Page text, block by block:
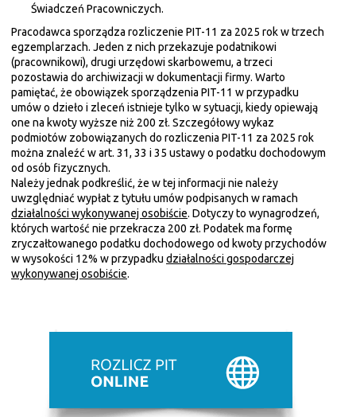
Świadczeń Pracowniczych.
Pracodawca sporządza rozliczenie PIT-11 za 2025 rok w trzech
egzemplarzach. Jeden z nich przekazuje podatnikowi
(pracownikowi), drugi urzędowi skarbowemu, a trzeci
pozostawia do archiwizacji w dokumentacji firmy. Warto
pamiętać, że obowiązek sporządzenia PIT-11 w przypadku
umów o dzieło i zleceń istnieje tylko w sytuacji, kiedy opiewają
one na kwoty wyższe niż 200 zł. Szczegółowy wykaz
podmiotów zobowiązanych do rozliczenia PIT-11 za 2025 rok
można znaleźć w art. 31, 33 i 35 ustawy o podatku dochodowym
od osób fizycznych.
Należy jednak podkreślić, że w tej informacji nie należy
uwzględniać wypłat z tytułu umów podpisanych w ramach
działalności wykonywanej osobiście. Dotyczy to wynagrodzeń,
których wartość nie przekracza 200 zł. Podatek ma formę
zryczałtowanego podatku dochodowego od kwoty przychodów
w wysokości 12% w przypadku działalności gospodarczej
wykonywanej osobiście.